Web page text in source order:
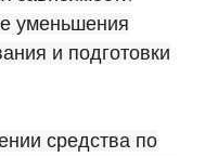
уменьшения
и подготовки
средства по